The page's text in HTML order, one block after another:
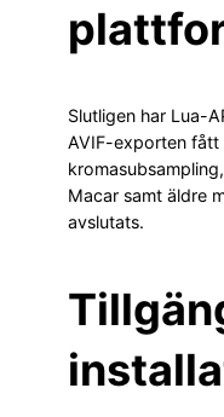
Slutligen har Lua-
AVIF-exporten fått
Macar samt äldre
avslutats.